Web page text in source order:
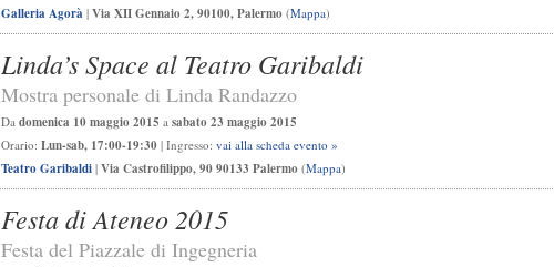
Galleria Agorà | Via XII Gennaio 2, 90100, Palermo (Mappa)
Linda’s Space al Teatro Garibaldi
Mostra personale di Linda Randazzo
Da domenica 10 maggio 2015 a sabato 23 maggio 2015
Orario: Lun-sab, 17:00-19:30 | Ingresso: vai alla scheda evento »
Teatro Garibaldi | Via Castrofilippo, 90 90133 Palermo (Mappa)
Festa di Ateneo 2015
Festa del Piazzale di Ingegneria